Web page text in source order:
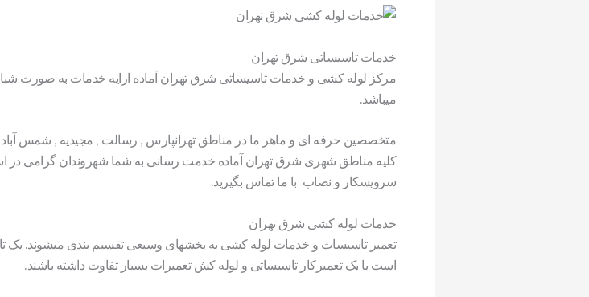
خدمات تاسیساتی شرق تهران
مرکز لوله کشی و خدمات تاسیساتی شرق تهران آماده ارایه خدمات به صورت
میباشد.
متخصصین حرفه ای و ماهر ما در مناطق تهرانپارس , رسالت , مجیدیه , شمس آباد ,
کلیه مناطق شهری شرق تهران آماده خدمت رسانی به شما شهروندان گرامی در
سرویسکار و نصاب با ما تماس بگیرید.
خدمات لوله کشی شرق تهران
تعمیر تاسیسات و خدمات لوله کشی به بخشهای وسیعی تقسیم بندی میشوند. یک
است با یک تعمیرکار تاسیساتی و لوله کش تعمیرات بسیار تفاوت داشته باشند.